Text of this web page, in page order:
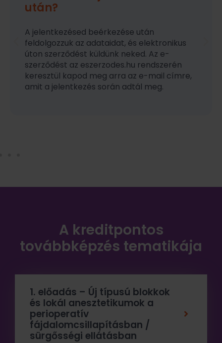
után?
A jelentkezésed beérkezése után
feldolgozzuk az adataidat, és elektronikus
úton szerződést küldünk neked. Az e-
szerződést az eszerzodes.hu rendszerén
keresztül kapod meg arra az e-mail címre,
amit a jelentkezés során adtál meg.
A kreditpontos
továbbképzés tematikája
1. előadás – Új típusú blokkok
és lokál anesztetikumok a
perioperatív
fájdalomcsillapításban /
sürgősségi ellátásban